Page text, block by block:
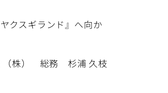
クスギランド』へ向か
（株） 総務 杉浦 久枝